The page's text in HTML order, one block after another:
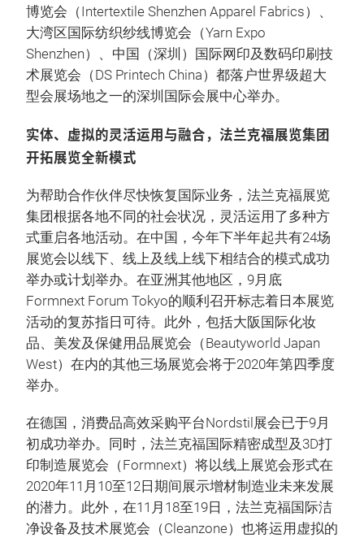
博览会（Intertextile Shenzhen Apparel Fabrics）、
大湾区国际纺织纱线博览会（Yarn Expo
Shenzhen）、中国（深圳）国际网印及数码印刷技
术展览会（DS Printech China）都落户世界级超大
型会展场地之一的深圳国际会展中心举办。
实体、虚拟的灵活运用与融合，法兰克福展览集团
开拓展览全新模式
为帮助合作伙伴尽快恢复国际业务，法兰克福展览
集团根据各地不同的社会状况，灵活运用了多种方
式重启各地活动。在中国，今年下半年起共有24场
展览会以线下、线上及线上线下相结合的模式成功
举办或计划举办。在亚洲其他地区，9月底
Formnext Forum Tokyo的顺利召开标志着日本展览
活动的复苏指日可待。此外，包括大阪国际化妆
品、美发及保健用品展览会（Beautyworld Japan
West）在内的其他三场展览会将于2020年第四季度
举办。
在德国，消费品高效采购平台Nordstil展会已于9月
初成功举办。同时，法兰克福国际精密成型及3D打
印制造展览会（Formnext）将以线上展览会形式在
2020年11月10至12日期间展示增材制造业未来发展
的潜力。此外，在11月18至19日，法兰克福国际洁
净设备及技术展览会（Cleanzone）也将运用虚拟的